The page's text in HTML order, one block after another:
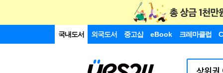
국내도서 외국도서 중고샵 eBook 크레마클럽